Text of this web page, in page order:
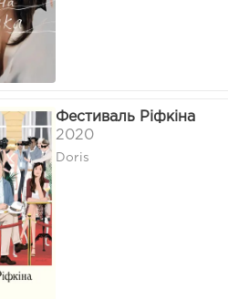
Фестиваль Ріфкіна
2020
Doris